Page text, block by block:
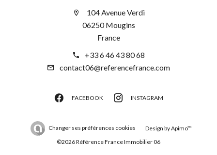
104 Avenue Verdi
06250 Mougins
France
+33 6 46 43 80 68
contact06@referencefrance.com
FACEBOOK INSTAGRAM
Changer ses préférences cookies Design byApimo™
©2026 Référence France Immobilier 06